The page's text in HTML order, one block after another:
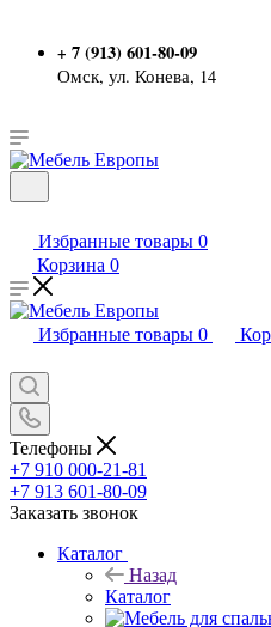
+ 7 (913) 601-80-09
Омск, ул. Конева, 14
Избранные товары 0
Корзина 0
Избранные товары 0
Телефоны
+7 910 000-21-81
+7 913 601-80-09
Заказать звонок
Каталог
Назад
Каталог